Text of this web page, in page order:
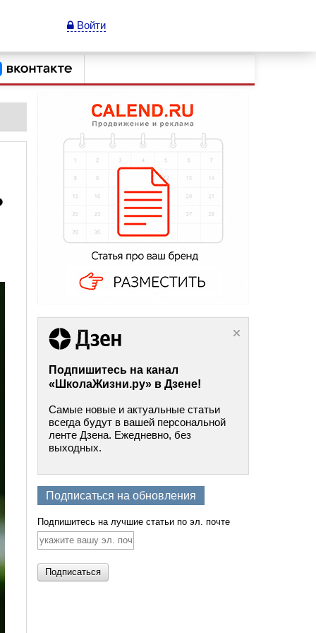
Войти
Подпишитесь на канал
«ШколаЖизни.ру» в Дзене!
Самые новые и актуальные статьи
всегда будут в вашей персональной
ленте Дзена. Ежедневно, без
выходных.
Подписаться на обновления
Подпишитесь на лучшие статьи по эл. почте